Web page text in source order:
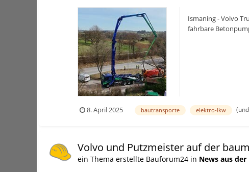
Ismaning - Volvo
fahrbare
8. April 2025 bautransporte elektro-lkw
Volvo und Putzmeister auf der
ein Thema erstellte Bauforum24 in News aus